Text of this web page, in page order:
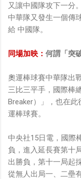
又讓中國隊攻下一分
中華隊又發生一個傳
給 中國隊。
同場加映： 何謂「突
奧運棒球賽中華隊出
三比三平手，國際棒
Breaker）」，也在
運棒球賽。
中央社15日電，國際
負，進入延長賽第十
出勝負，第十一局起
從無人出局一、二壘